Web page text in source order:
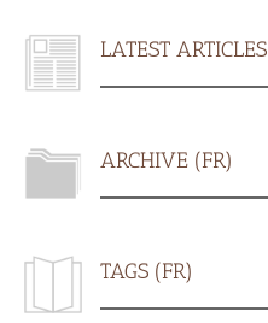
LATEST
ARCHIVE (FR)
TAGS (FR)